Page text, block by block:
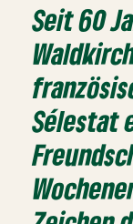
Seit 60
Sélestat